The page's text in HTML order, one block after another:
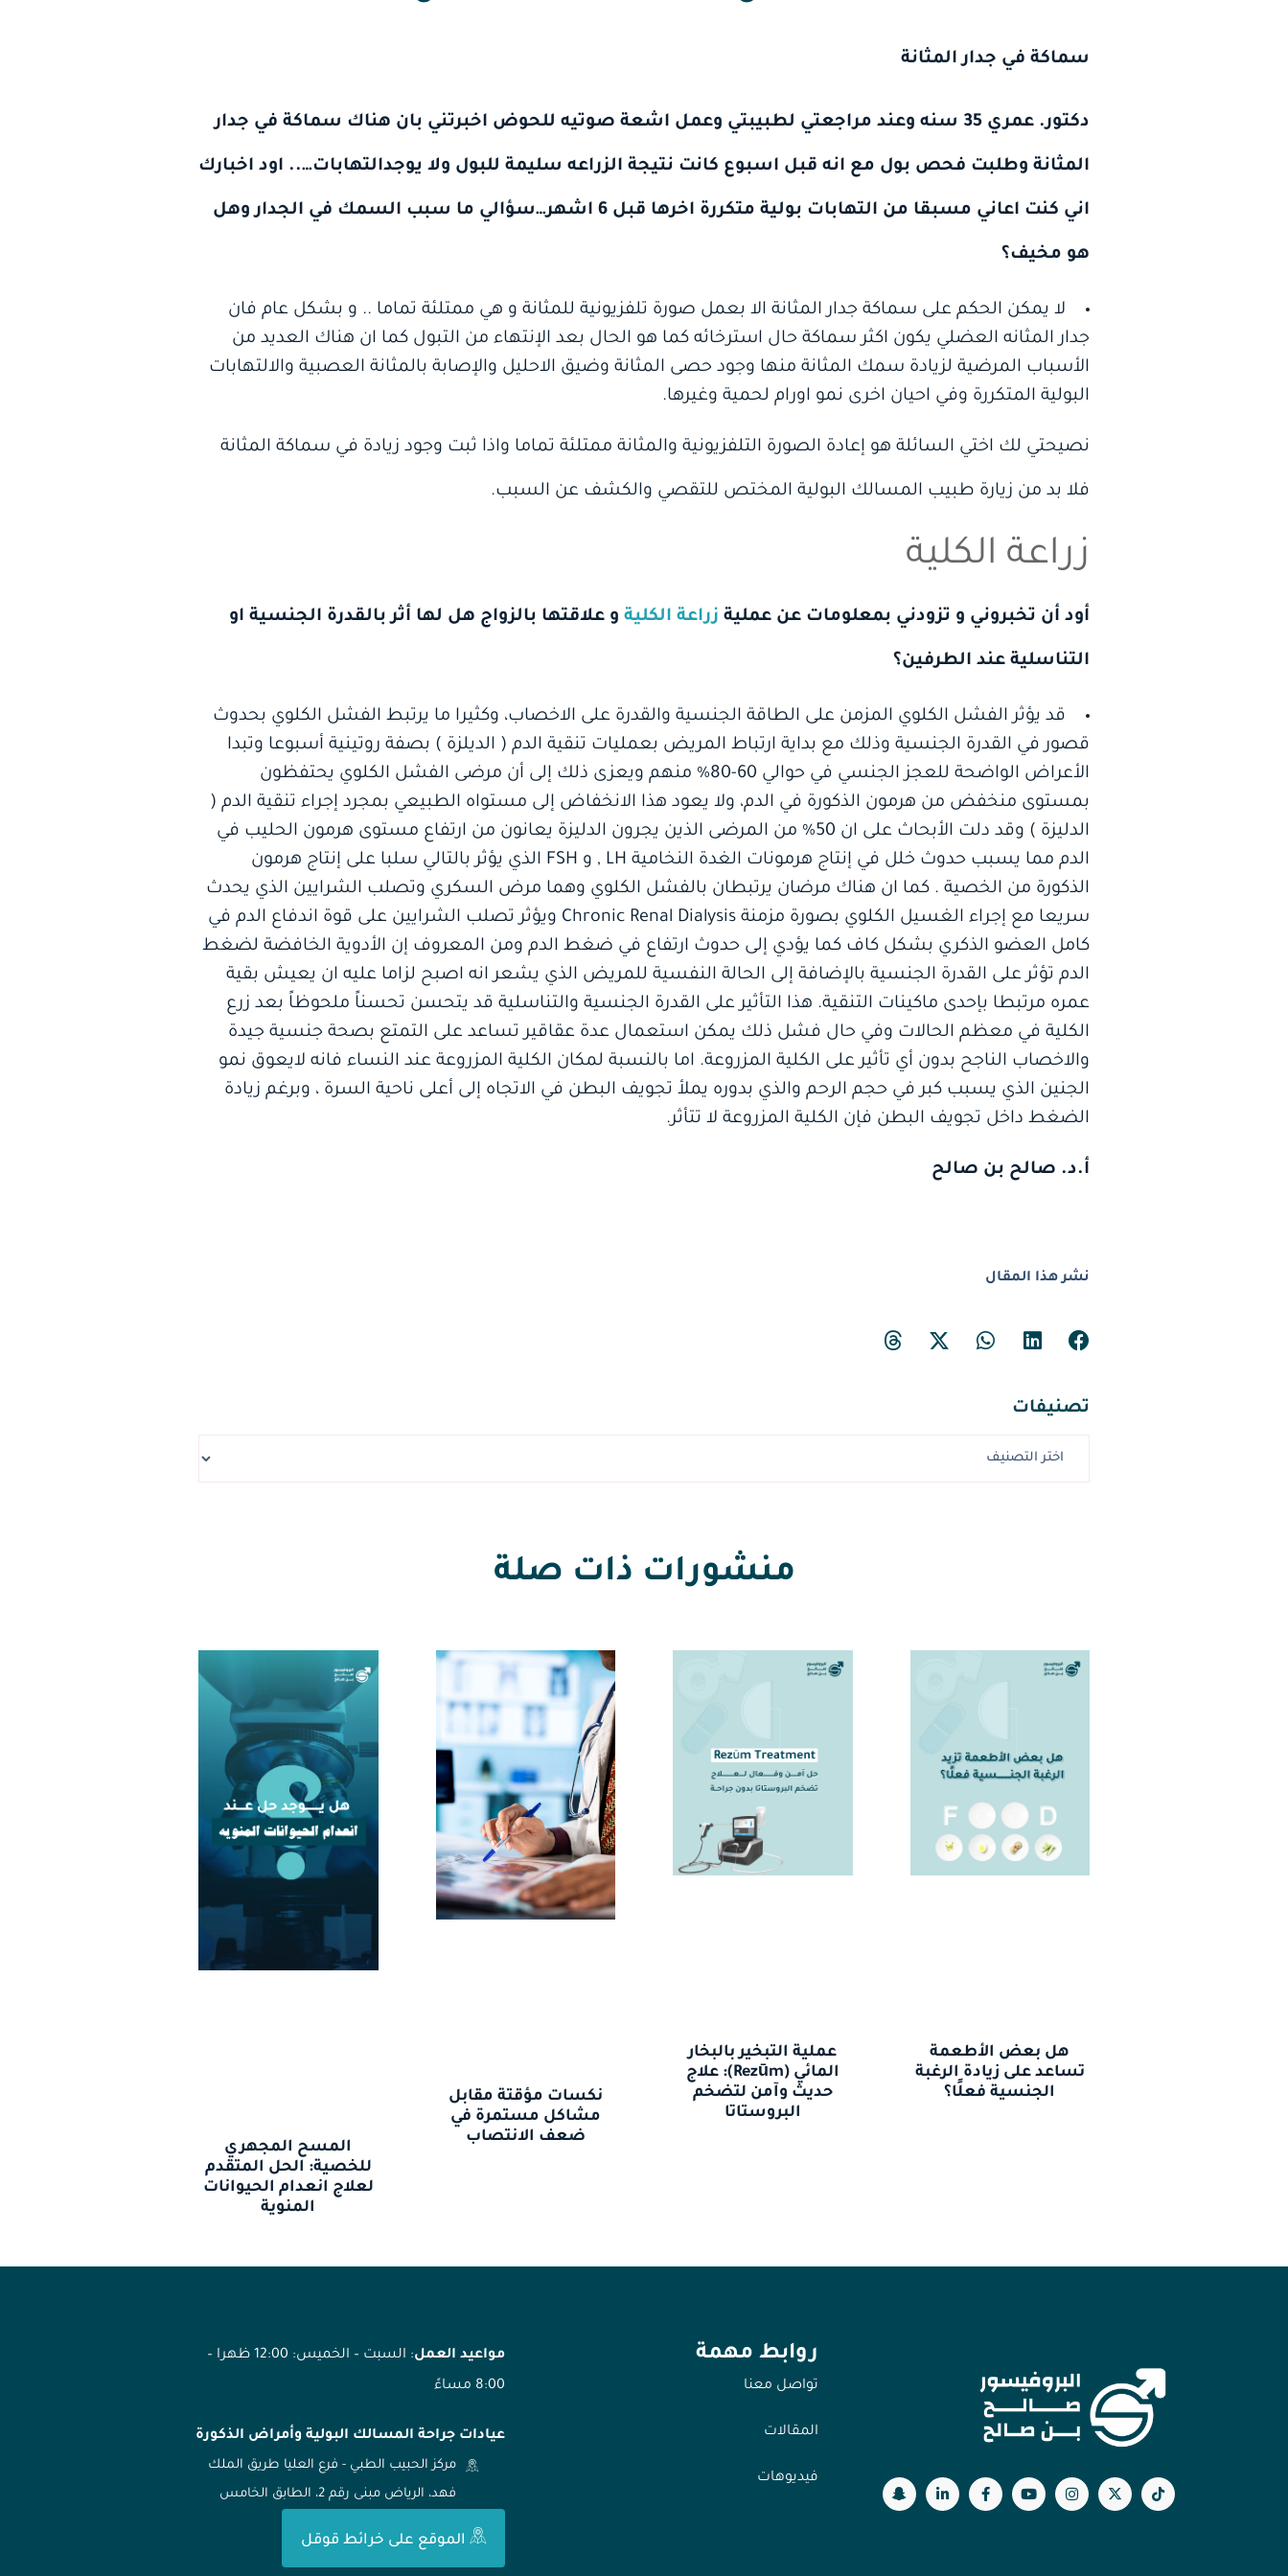
سماكة في جدار المثانة
دكتور. عمري 35 سنه وعند مراجعتي لطبيبتي وعمل اشعة صوتيه للحوض اخبرتني بان هناك سماكة في جدار
المثانة وطلبت فحص بول مع انه قبل اسبوع كانت نتيجة الزراعه سليمة للبول ولا يوجدالتهابات….. اود اخبارك
اني كنت اعاني مسبقا من التهابات بولية متكررة اخرها قبل 6 اشهر…سؤالي ما سبب السمك في الجدار وهل
هو مخيف؟
لا يمكن الحكم على سماكة جدار المثانة الا بعمل صورة تلفزيونية للمثانة و هي ممتلئة تماما .. و بشكل عام فان
جدار المثانه العضلي يكون اكثر سماكة حال استرخائه كما هو الحال بعد الإنتهاء من التبول كما ان هناك العديد من
الأسباب المرضية لزيادة سمك المثانة منها وجود حصى المثانة وضيق الاحليل والإصابة بالمثانة العصبية والالتهابات
البولية المتكررة وفي احيان اخرى نمو اورام لحمية وغيرها.
نصيحتي لك اختي السائلة هو إعادة الصورة التلفزيونية والمثانة ممتلئة تماما واذا ثبت وجود زيادة في سماكة المثانة
فلا بد من زيارة طبيب المسالك البولية المختص للتقصي والكشف عن السبب.
زراعة الكلية
أود أن تخبروني و تزودني بمعلومات عن عملية زراعة الكلية و علاقتها بالزواج هل لها أثر بالقدرة الجنسية او
التناسلية عند الطرفين؟
قد يؤثر الفشل الكلوي المزمن على الطاقة الجنسية والقدرة على الاخصاب، وكثيرا ما يرتبط الفشل الكلوي بحدوث
قصور في القدرة الجنسية وذلك مع بداية ارتباط المريض بعمليات تنقية الدم ( الديلزة ) بصفة روتينية أسبوعا وتبدا
الأعراض الواضحة للعجز الجنسي في حوالي 60-80% منهم ويعزى ذلك إلى أن مرضى الفشل الكلوي يحتفظون
بمستوى منخفض من هرمون الذكورة في الدم، ولا يعود هذا الانخفاض إلى مستواه الطبيعي بمجرد إجراء تنقية الدم (
الدليزة ) وقد دلت الأبحاث على ان 50% من المرضى الذين يجرون الدليزة يعانون من ارتفاع مستوى هرمون الحليب في
الدم مما يسبب حدوث خلل في إنتاج هرمونات الغدة النخامية LH , و FSH الذي يؤثر بالتالي سلبا على إنتاج هرمون
الذكورة من الخصية . كما ان هناك مرضان يرتبطان بالفشل الكلوي وهما مرض السكري وتصلب الشرايين الذي يحدث
سريعا مع إجراء الغسيل الكلوي بصورة مزمنة Chronic Renal Dialysis ويؤثر تصلب الشرايين على قوة اندفاع الدم في
كامل العضو الذكري بشكل كاف كما يؤدي إلى حدوث ارتفاع في ضغط الدم ومن المعروف إن الأدوية الخافضة لضغط
الدم تؤثر على القدرة الجنسية بالإضافة إلى الحالة النفسية للمريض الذي يشعر انه اصبح لزاما عليه ان يعيش بقية
عمره مرتبطا بإحدى ماكينات التنقية. هذا التأثير على القدرة الجنسية والتناسلية قد يتحسن تحسناً ملحوظاً بعد زرع
الكلية في معظم الحالات وفي حال فشل ذلك يمكن استعمال عدة عقاقير تساعد على التمتع بصحة جنسية جيدة
والاخصاب الناجح بدون أي تأثير على الكلية المزروعة. اما بالنسبة لمكان الكلية المزروعة عند النساء فانه لايعوق نمو
الجنين الذي يسبب كبر في حجم الرحم والذي بدوره يملأ تجويف البطن في الاتجاه إلى أعلى ناحية السرة ، وبرغم زيادة
الضغط داخل تجويف البطن فإن الكلية المزروعة لا تتأثر.
أ.د. صالح بن صالح
نشر هذا المقال
تصنيفات
منشورات ذات صلة
هل بعض الأطعمة
تساعد على زيادة الرغبة
الجنسية فعلًا؟
عملية التبخير بالبخار
المائي (Rezūm): علاج
حديث وآمن لتضخم
البروستاتا
نكسات مؤقتة مقابل
مشاكل مستمرة في
ضعف الانتصاب
المسح المجهري
للخصية: الحل المتقدم
لعلاج انعدام الحيوانات
المنوية
روابط مهمة
تواصل معنا
المقالات
فيديوهات
مواعيد العمل
: السبت – الخميس: 12:00 ظهرا –
8:00 مساءً
عيادات جراحة المسالك البولية وأمراض الذكورة
مركز الحبيب الطبي - فرع العليا طريق الملك
فهد، الرياض مبنى رقم 2، الطابق الخامس
الموقع على خرائط قوقل